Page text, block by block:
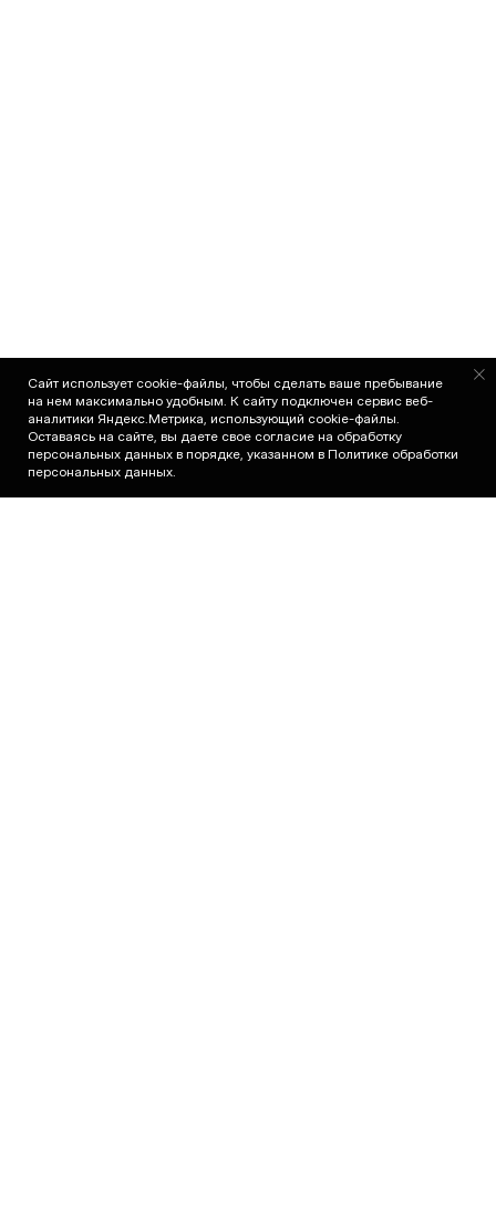
Сайт использует cookie-файлы, чтобы сделать ваше пребывание
на нем максимально удобным. К cайту подключен сервис веб-
аналитики Яндекс.Метрика, использующий cookie-файлы.
Оставаясь на сайте, вы даете свое согласие на обработку
персональных данных в порядке, указанном в Политике обработки
персональных данных.
в сети